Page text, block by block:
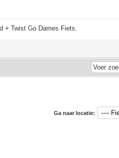
+ Twist Go Dames Fiets.
Ga naar locatie: